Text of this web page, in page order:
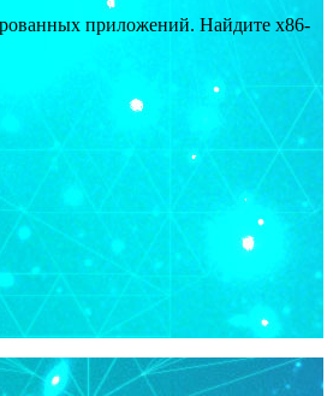
приложений. Найдите x86-